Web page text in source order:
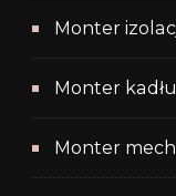
Monter
Monter
Monter